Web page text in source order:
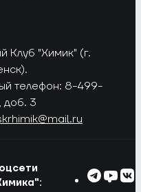
Клуб "Химик" (г.
телефон: 8-499-
доб. 3